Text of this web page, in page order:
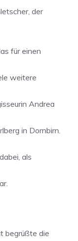
der
für einen
weitere
Andrea
in Dornbirn.
als
begrüßte die